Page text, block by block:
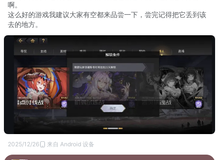
啊。
这么好的游戏我建议大家有空都来品尝一下，尝完记得把它丢到该
去的地方。
2025/12/26 来自 Android 设备